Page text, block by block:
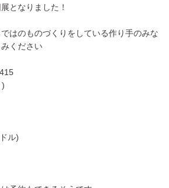
となりました！
はのものづくりをしている作り手のみな
ください
)
ル)